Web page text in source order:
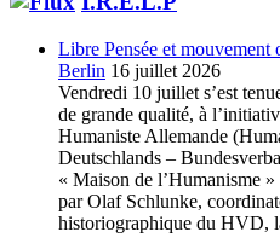
Libre Pensée et
Berlin 16 juillet 2026
Vendredi 10 juillet s’est
de grande qualité, à
Humaniste Allemande
Deutschlands –
« Maison de l’Humanisme
par Olaf Schlunke,
historiographique du HVD,